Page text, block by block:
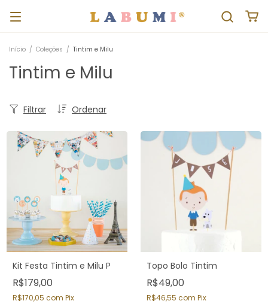
Início / Coleções / Tintim e Milu
Tintim e Milu
Ordenar
Filtrar
Kit Festa Tintim e Milu P
R$179,00
R$170,05 com Pix
Topo Bolo Tintim
R$49,00
R$46,55 com Pix